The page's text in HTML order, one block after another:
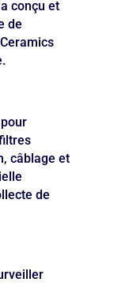
conçu et
de
câblage et
de